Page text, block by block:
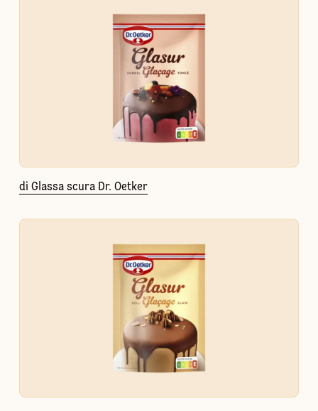
di Glassa scura Dr. Oetker